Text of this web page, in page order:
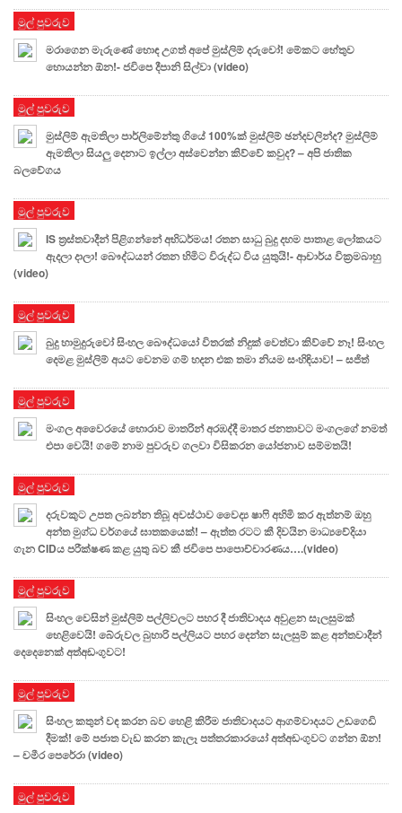
මුල් පුවරුව
මරාගෙන මැරුණේ හොඳ උගත් අපේ මුස්ලිම් දරුවෝ! මේකට හේතුව
හොයන්න ඕන!- ජවිපෙ දීපානි සිල්වා (video)
මුල් පුවරුව
මුස්ලිම් ඇමතිලා පාර්ලිමේන්තු ගියේ 100%ක් මුස්ලිම් ඡන්දවලින්ද? මුස්ලිම්
ඇමතිලා සියලු දෙනාට ඉල්ලා අස්වෙන්න කිව්වේ කවුද? – අපි ජාතික
බලවේගය
මුල් පුවරුව
IS ත්‍රස්තවාදීන් පිළිගන්නේ අභිධර්මය! රතන සාධු බුදු දහම පාතාළ ලෝකයට
ඇදලා දාලා! බෞද්ධයන් රතන හිමිට විරුද්ධ විය යුතුයි!- ආචාර්ය වික්‍රමබාහු
(video)
මුල් පුවරුව
බුදු හාමුදුරුවෝ සිංහල බෞද්ධයෝ විතරක් නිදුක් වෙත්වා කිව්වේ නෑ! සිංහල
දෙමළ මුස්ලිම් අයට වෙනම ගම් හදන එක තමා නියම සංහිඳියාව! – සජිත්
මුල් පුවරුව
මංගල අවෛරයේ හොරාව මාතරින් අරඹද්දී මාතර ජනතාවට මංගලගේ නමත්
එපා වෙයි! ගමේ නාම පුවරුව ගලවා විසිකරන යෝජනාව සම්මතයි!
මුල් පුවරුව
දරුවකුට උපත ලබන්න තිබූ අවස්ථාව වෛද්‍ය ෂාෆි අහිමි කර ඇත්නම් ඔහු
අන්ත මුග්ධ වර්ගයේ ඝාතකයෙක්! – ඇත්ත රටට කී දිවයින මාධ්‍යවේදියා
ගැන CIDය පරීක්ෂණ කළ යුතු බව කී ජවිපෙ පාපොච්චාරණය….(video)
මුල් පුවරුව
සිංහල වෙසින් මුස්ලිම් පල්ලිවලට පහර දී ජාතිවාදය අවුළන සැලසුමක්
හෙළිවෙයි! බේරුවල බුහාරි පල්ලියට පහර දෙන්න සැලසුම් කළ අන්තවාදීන්
දෙදෙනෙක් අත්අඩංගුවට!
මුල් පුවරුව
සිංහල කතුන් වඳ කරන බව හෙළි කිරීම ජාතිවාදයට ආගම්වාදයට උඩගෙඩි
දීමක්! මේ පජාත වැඩ කරන කැලෑ පත්තරකාරයෝ අත්අඩංගුවට ගන්න ඕන!
– චමීර පෙරේරා (video)
මුල් පුවරුව